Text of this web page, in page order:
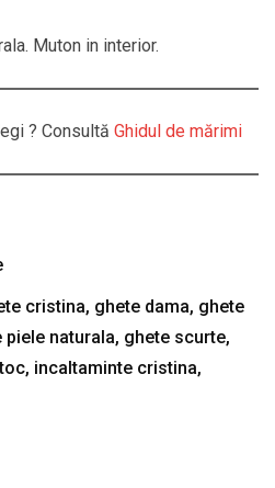
Muton in interior.
? Consultă Ghidul de mărimi
cristina, ghete dama, ghete
piele naturala, ghete scurte,
, incaltaminte cristina,